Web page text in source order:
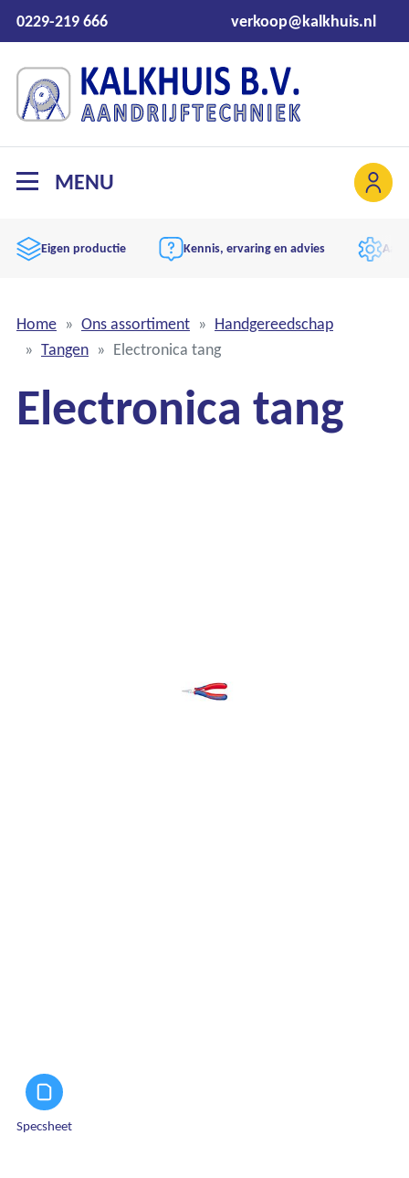
0229-219 666 verkoop@kalkhuis.nl
MENU
Eigen productie Kennis, ervaring en advies
Home Ons assortiment
Handgereedschap
Tangen
Electronica tang
Electronica tang
Specsheet